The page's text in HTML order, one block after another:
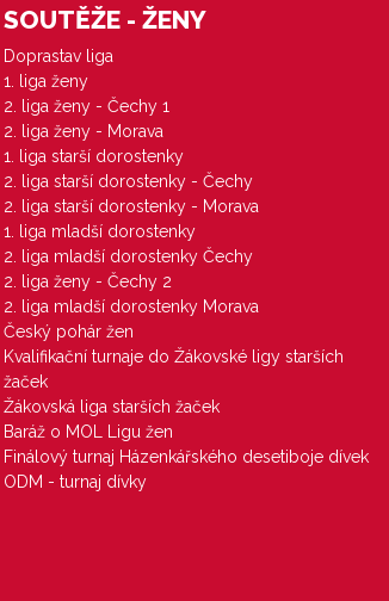
SOUTĚŽE - ŽENY
Doprastav liga
1. liga ženy
2. liga ženy - Čechy 1
2. liga ženy - Morava
1. liga starší dorostenky
2. liga starší dorostenky - Čechy
2. liga starší dorostenky - Morava
1. liga mladší dorostenky
2. liga mladší dorostenky Čechy
2. liga ženy - Čechy 2
2. liga mladší dorostenky Morava
Český pohár žen
Kvalifikační turnaje do Žákovské ligy starších
žaček
Žákovská liga starších žaček
Baráž o MOL Ligu žen
Finálový turnaj Házenkářského desetiboje dívek
ODM - turnaj dívky